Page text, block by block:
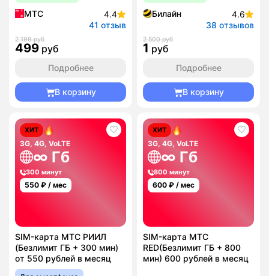
МТС
4.4
41 отзыв
2 199 руб
499 руб
Подробнее
В корзину
Билайн
4.6
38 отзывов
2 500 руб
1 руб
Подробнее
В корзину
ХИТ
3G, 4G, VoLTE
∞ Гб
300 минут
550 ₽ / мес
SIM-карта МТС РИИЛ
(Безлимит ГБ + 300 мин)
от 550 рублей в месяц
ХИТ
3G, 4G, VoLTE
∞ Гб
800 минут
600 ₽ / мес
SIM-карта МТС
RED(Безлимит ГБ + 800
мин) 600 рублей в месяц